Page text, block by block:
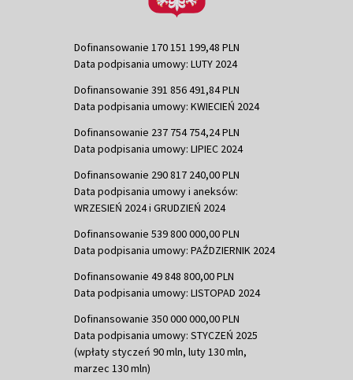
Dofinansowanie 170 151 199,48 PLN
Data podpisania umowy: LUTY 2024
Dofinansowanie 391 856 491,84 PLN
Data podpisania umowy: KWIECIEŃ 2024
Dofinansowanie 237 754 754,24 PLN
Data podpisania umowy: LIPIEC 2024
Dofinansowanie 290 817 240,00 PLN
Data podpisania umowy i aneksów:
WRZESIEŃ 2024 i GRUDZIEŃ 2024
Dofinansowanie 539 800 000,00 PLN
Data podpisania umowy: PAŹDZIERNIK 2024
Dofinansowanie 49 848 800,00 PLN
Data podpisania umowy: LISTOPAD 2024
Dofinansowanie 350 000 000,00 PLN
Data podpisania umowy: STYCZEŃ 2025
(wpłaty styczeń 90 mln, luty 130 mln,
marzec 130 mln)